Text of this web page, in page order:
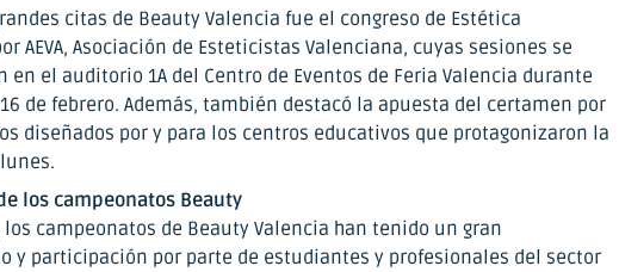
citas de Beauty Valencia fue el congreso de Estética
AEVA, Asociación de Esteticistas Valenciana, cuyas sesiones se
en el auditorio 1A del Centro de Eventos de Feria Valencia durante
de febrero. Además, también destacó la apuesta del certamen por
diseñados por y para los centros educativos que protagonizaron la
los campeonatos Beauty
los campeonatos de Beauty Valencia han tenido un gran
y participación por parte de estudiantes y profesionales del sector